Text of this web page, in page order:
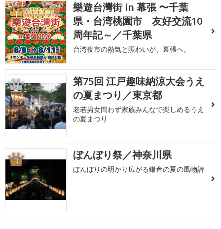
1
樂遊台灣街 in 幕張 〜千葉
県・台湾桃園市 友好交流10
周年記～／千葉県
台湾夜市の熱気と賑わいが、幕張へ。
2
第75回 江戸趣味納涼大会うえ
の夏まつり／東京都
老若男女問わず家族みんなで楽しめるうえ
の夏まつり
3 ぼんぼり祭／神奈川県
ぼんぼりの明かり広がる鎌倉の夏の風物詩